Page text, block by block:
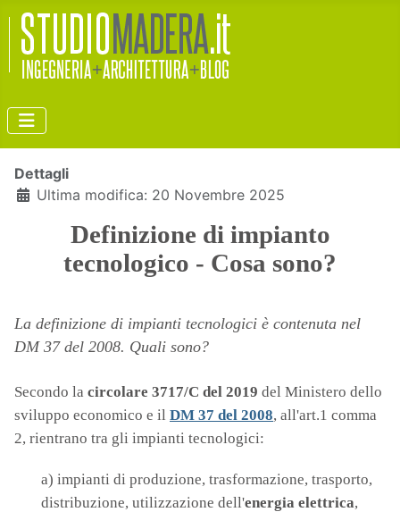
Dettagli
Ultima modifica: 20 Novembre 2025
Definizione di impianto
tecnologico - Cosa sono?
La definizione di impianti tecnologici è contenuta nel
DM 37 del 2008. Quali sono?
Secondo la circolare 3717/C del 2019 del Ministero dello
sviluppo economico e il DM 37 del 2008, all'art.1 comma
2, rientrano tra gli impianti tecnologici:
a) impianti di produzione, trasformazione, trasporto,
distribuzione, utilizzazione dell'energia elettrica,